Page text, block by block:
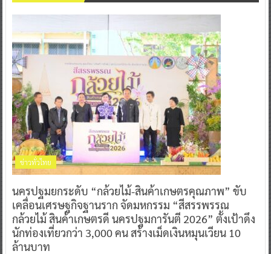
ข่าวทั่วไทย
นครปฐมยกระดับ “กล้วยไม้-สินค้าเกษตรคุณภาพ” ขับ
เคลื่อนเศรษฐกิจฐานราก จัดมหกรรม “สีสรรพรรณ
กล้วยไม้ สินค้าเกษตรดี นครปฐมการันตี 2026” ตั้งเป้าดึง
นักท่องเที่ยวกว่า 3,000 คน สร้างเม็ดเงินหมุนเวียน 10
ล้านบาท